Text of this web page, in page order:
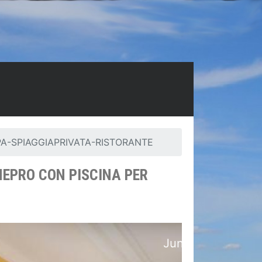
SPIAGGIAPRIVATA-RISTORANTE
CON PISCINA PER